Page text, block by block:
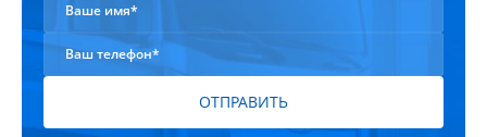
Ваше имя*
Ваш телефон*
ОТПРАВИТЬ